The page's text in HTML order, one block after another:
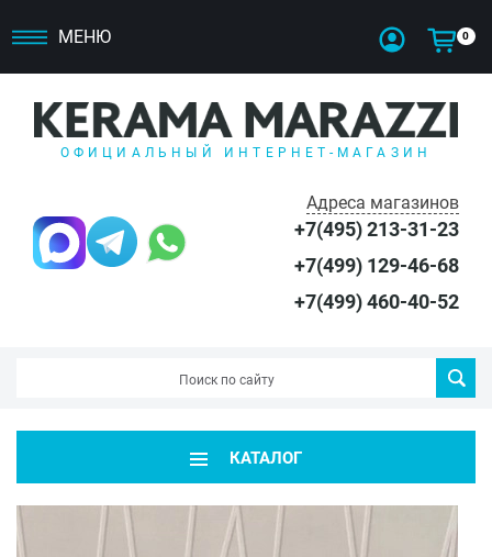
МЕНЮ 0
ОФИЦИАЛЬНЫЙ ИНТЕРНЕТ-МАГАЗИН
Адреса магазинов
+7(495) 213-31-23
+7(499) 129-46-68
+7(499) 460-40-52
КАТАЛОГ